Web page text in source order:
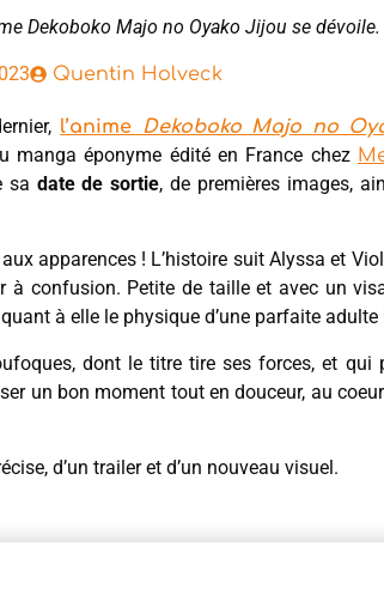
Dekoboko Majo no Oyako Jijou se dévoile.
Quentin Holveck
l’anime Dekoboko Majo no
manga éponyme édité en France chez
sa date de sortie, de premières images,
apparences ! L’histoire suit Alyssa et
à confusion. Petite de taille et avec un
à elle le physique d’une parfaite adulte
dont le titre tire ses forces, et qui
un bon moment tout en douceur, au
d’un trailer et d’un nouveau visuel.